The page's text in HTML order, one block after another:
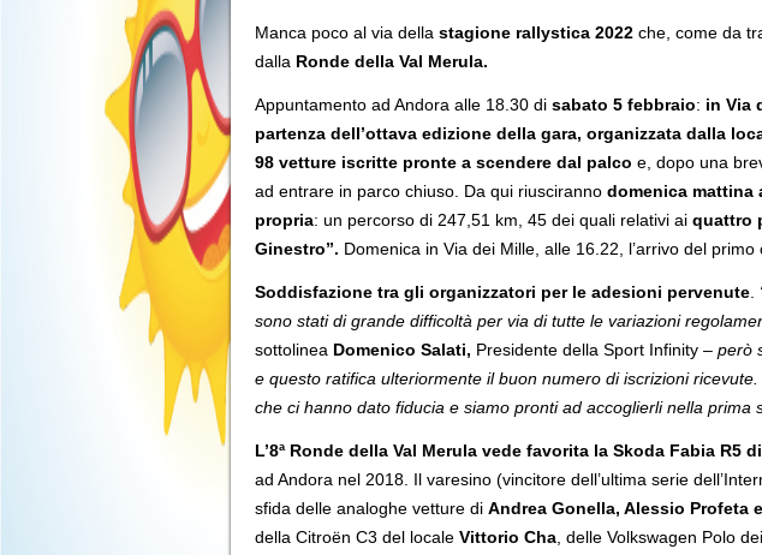
Manca poco al via della stagione rallystica 2022 che, come da
dalla Ronde della Val Merula.
Appuntamento ad Andora alle 18.30 di sabato 5 febbraio: in Via
partenza dell’ottava edizione della gara, organizzata dalla
98 vetture iscritte pronte a scendere dal palco e, dopo una
ad entrare in parco chiuso. Da qui riusciranno domenica mattina
propria: un percorso di 247,51 km, 45 dei quali relativi ai quattro
Ginestro”. Domenica in Via dei Mille, alle 16.22, l’arrivo del primo
Soddisfazione tra gli organizzatori per le adesioni pervenute
sono stati di grande difficoltà per via di tutte le variazioni
sottolinea Domenico Salati, Presidente della Sport Infinity – però
e questo ratifica ulteriormente il buon numero di iscrizioni
che ci hanno dato fiducia e siamo pronti ad accoglierli nella prima
L’8ª Ronde della Val Merula vede favorita la Skoda Fabia R5
ad Andora nel 2018. Il varesino (vincitore dell’ultima serie
sfida delle analoghe vetture di Andrea Gonella, Alessio Profeta
della Citroën C3 del locale Vittorio Cha , delle Volkswagen Polo